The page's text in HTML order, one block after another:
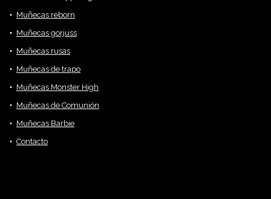
Muñecas reborn
Muñecas gorjuss
Muñecas rusas
Muñecas de trapo
Muñecas Monster High
Muñecas de Comunión
Muñecas Barbie
Contacto